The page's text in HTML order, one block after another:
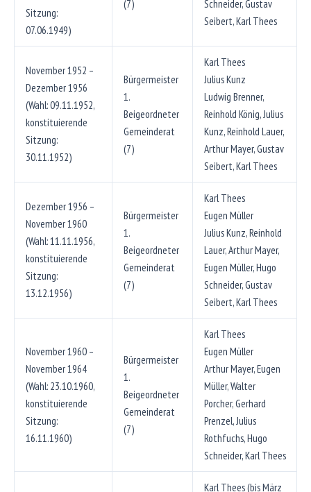
Sitzung:
07.06.1949)
(7)
Schneider, Gustav
Seibert, Karl Thees
November 1952 –
Dezember 1956
(Wahl: 09.11.1952,
konstituierende
Sitzung:
30.11.1952)
Bürgermeister
1.
Beigeordneter
Gemeinderat
(7)
Karl Thees
Julius Kunz
Ludwig Brenner,
Reinhold König, Julius
Kunz, Reinhold Lauer,
Arthur Mayer, Gustav
Seibert, Karl Thees
Dezember 1956 –
November 1960
(Wahl: 11.11.1956,
konstituierende
Sitzung:
13.12.1956)
Bürgermeister
1.
Beigeordneter
Gemeinderat
(7)
Karl Thees
Eugen Müller
Julius Kunz, Reinhold
Lauer, Arthur Mayer,
Eugen Müller, Hugo
Schneider, Gustav
Seibert, Karl Thees
November 1960 –
November 1964
(Wahl: 23.10.1960,
konstituierende
Sitzung:
16.11.1960)
Bürgermeister
1.
Beigeordneter
Gemeinderat
(7)
Karl Thees
Eugen Müller
Arthur Mayer, Eugen
Müller, Walter
Porcher, Gerhard
Prenzel, Julius
Rothfuchs, Hugo
Schneider, Karl Thees
Karl Thees (bis März